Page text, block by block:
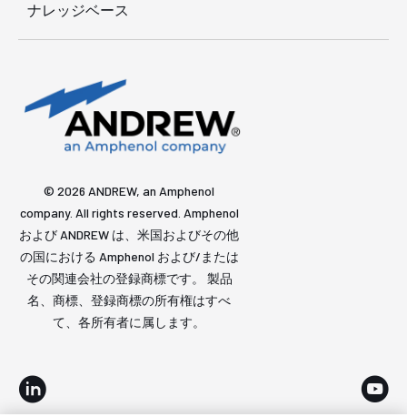
ナレッジベース
© 2026 ANDREW, an Amphenol
company. All rights reserved. Amphenol
および ANDREW は、米国およびその他
の国における Amphenol および/または
その関連会社の登録商標です。 製品
名、商標、登録商標の所有権はすべ
て、各所有者に属します。